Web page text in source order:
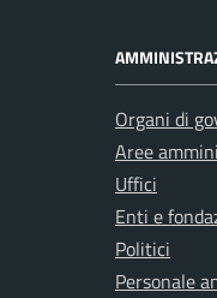
Organi di
Aree
Uffici
Enti e
Politici
Personale